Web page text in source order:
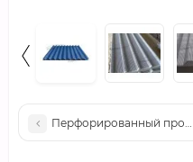
Перфорированный